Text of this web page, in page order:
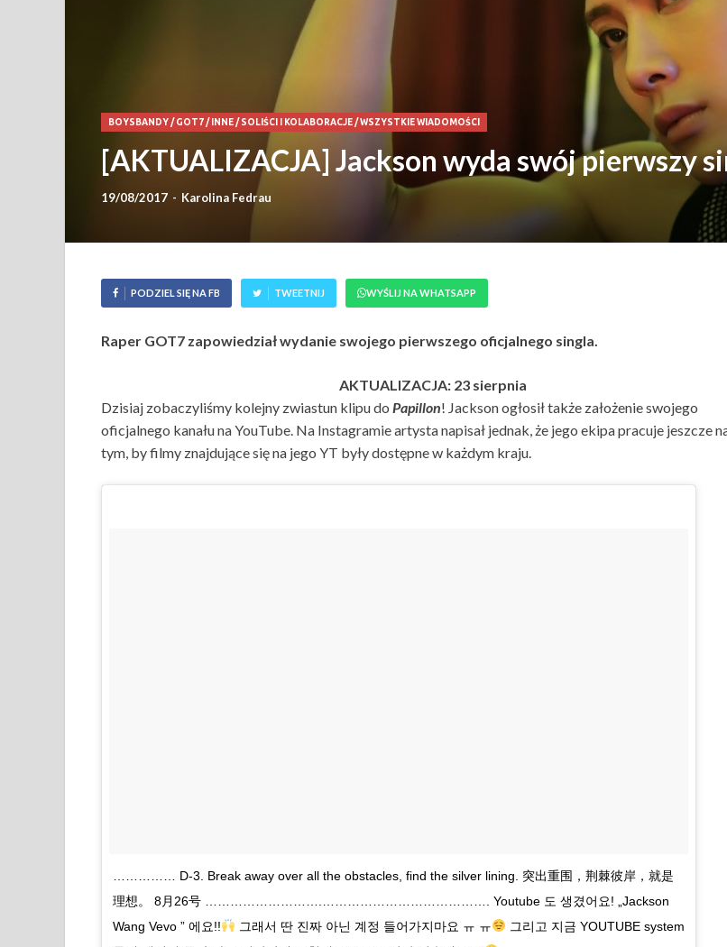
BOYSBANDY/ GOT7/ INNE/ SOLIŚCI I KOLABORACJE/WSZYSTKIE WIADOMOŚCI
[AKTUALIZACJA] Jackson wyda swój pierwszy
19/08/2017 - Karolina Fedrau
PODZIEL SIĘ NA FB TWEETNIJ WYŚLIJ NA WHATSAPP
Raper GOT7 zapowiedział wydanie swojego pierwszego oficjalnego singla.
AKTUALIZACJA: 23 sierpnia
Dzisiaj zobaczyliśmy kolejny zwiastun klipu do Papillon! Jackson ogłosił także założenie swojego
oficjalnego kanału na YouTube. Na Instagramie artysta napisał jednak, że jego ekipa pracuje jeszcze
tym, by filmy znajdujące się na jego YT były dostępne w każdym kraju.
…………… D-3. Break away over all the obstacles, find the silver lining. 突出重围，荆棘彼岸，就是
理想。 8月26号 ……………………….…………………………………. Youtube 도 생겼어요! „Jackson
Wang Vevo ” 에요!!
그래서 딴 진짜 아닌 계정 들어가지마요 ㅠ ㅠ
그리고 지금 YOUTUBE system